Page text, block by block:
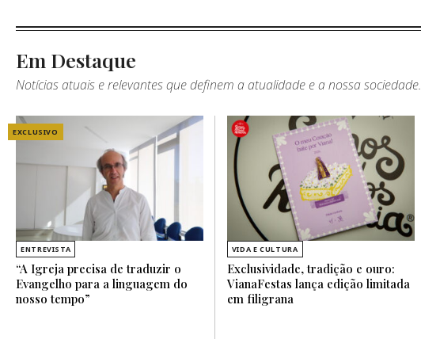
Em Destaque
Notícias atuais e relevantes que definem a atualidade e a nossa sociedade.
EXCLUSIVO
ENTREVISTA
“A Igreja precisa de traduzir o
Evangelho para a linguagem do
nosso tempo”
VIDA E CULTURA
Exclusividade, tradição e ouro:
VianaFestas lança edição limitada
em filigrana